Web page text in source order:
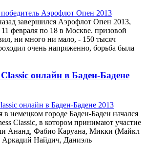
завершился Аэрофлот Опен 2013,
февраля по 18 в Москве. призовой
ни много ни мало, - 150 тысяч
очень напряженно, борьба была
онлайн в Баден-Бадене
немецком городе Баден-Баден начался
Classic, в котором принимают участие
Ананд, Фабио Каруана, Микки (Майкл
Аркадий Найдич, Даниэль